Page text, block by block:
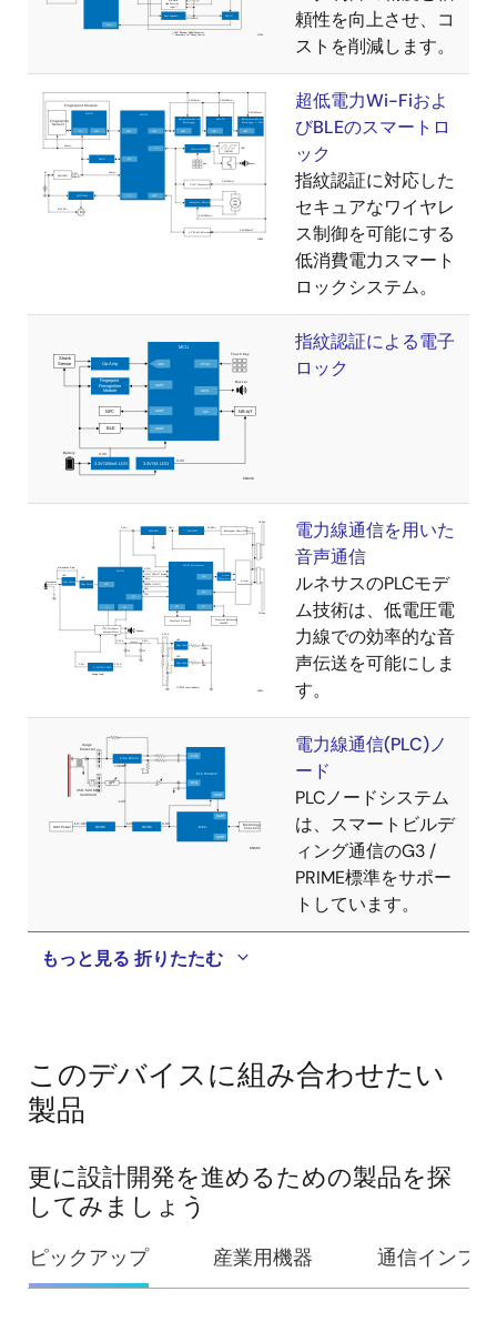
頼性を向上させ、コ
ストを削減します。
超低電力Wi-Fiおよ
びBLEのスマートロ
ック
指紋認証に対応した
セキュアなワイヤレ
ス制御を可能にする
低消費電力スマート
ロックシステム。
指紋認証による電子
ロック
電力線通信を用いた
音声通信
ルネサスのPLCモデ
ム技術は、低電圧電
力線での効率的な音
声伝送を可能にしま
す。
電力線通信(PLC)ノ
ード
PLCノードシステム
は、スマートビルデ
ィング通信のG3 /
PRIME標準をサポー
トしています。
もっと見る 折りたたむ
このデバイスに組み合わせたい
製品
更に設計開発を進めるための製品を探
してみましょう
ピックアップ 産業用機器 通信インフ